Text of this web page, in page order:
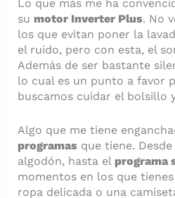
Lo que más me ha
su motor Inverter Plus. No
los que evitan poner la
el ruido, pero con esta, el
Además de ser bastante
lo cual es un punto a favor
buscamos cuidar el bolsillo
Algo que me tiene
programasque tiene.
algodón, hasta el programa
momentos en los que
ropa delicada o una